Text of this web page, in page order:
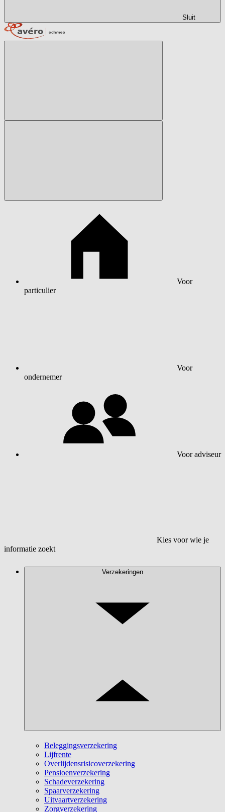
Sluit
Voor
particulier
Voor
ondernemer
Voor adviseur
Kies voor wie je
informatie zoekt
Verzekeringen
Beleggingsverzekering
Lijfrente
Overlijdensrisicoverzekering
Pensioenverzekering
Schadeverzekering
Spaarverzekering
Uitvaartverzekering
Zorgverzekering